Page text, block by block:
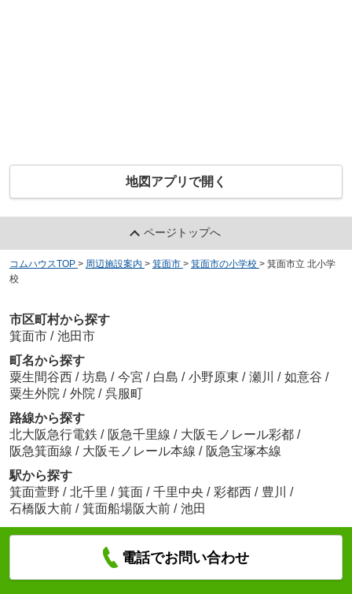
地図アプリで開く
ページトップへ
コムハウスTOP > 周辺施設案内 > 箕面市 > 箕面市の小学校 > 箕面市立 北小学
校
市区町村から探す
箕面市 / 池田市
町名から探す
粟生間谷西 / 坊島 / 今宮 / 白島 / 小野原東 / 瀬川 / 如意谷 /
粟生外院 / 外院 / 呉服町
路線から探す
北大阪急行電鉄 / 阪急千里線 / 大阪モノレール彩都 /
阪急箕面線 / 大阪モノレール本線 / 阪急宝塚本線
駅から探す
箕面萱野 / 北千里 / 箕面 / 千里中央 / 彩都西 / 豊川
/
石橋阪大前 / 箕面船場阪大前 / 池田
電話でお問い合わせ